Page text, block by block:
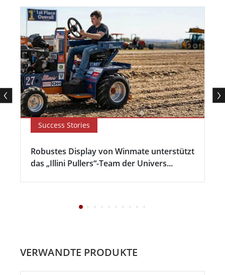
Success Stories
Robustes Display von Winmate unterstützt
das „Illini Pullers“-Team der Univers...
VERWANDTE PRODUKTE